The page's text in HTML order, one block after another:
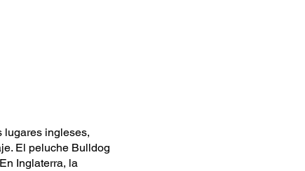
lugares ingleses,
El peluche Bulldog
Inglaterra, la